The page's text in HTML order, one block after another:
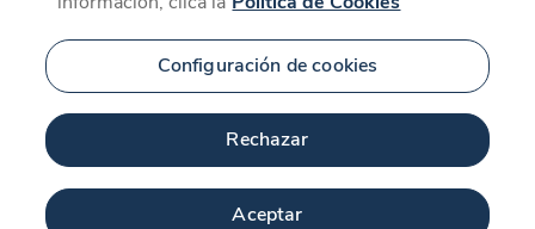
Configuración de cookies
Rechazar
Aceptar